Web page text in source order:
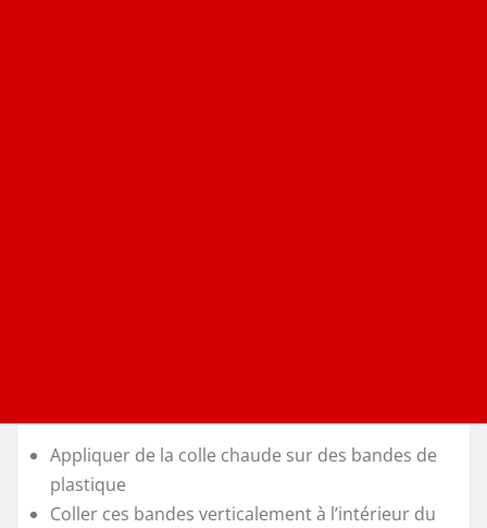
Appliquer de la colle chaude sur des bandes de
plastique
Coller ces bandes verticalement à l’intérieur du